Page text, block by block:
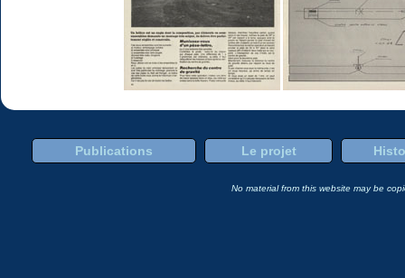
Publications Le projet
No material from this website may be